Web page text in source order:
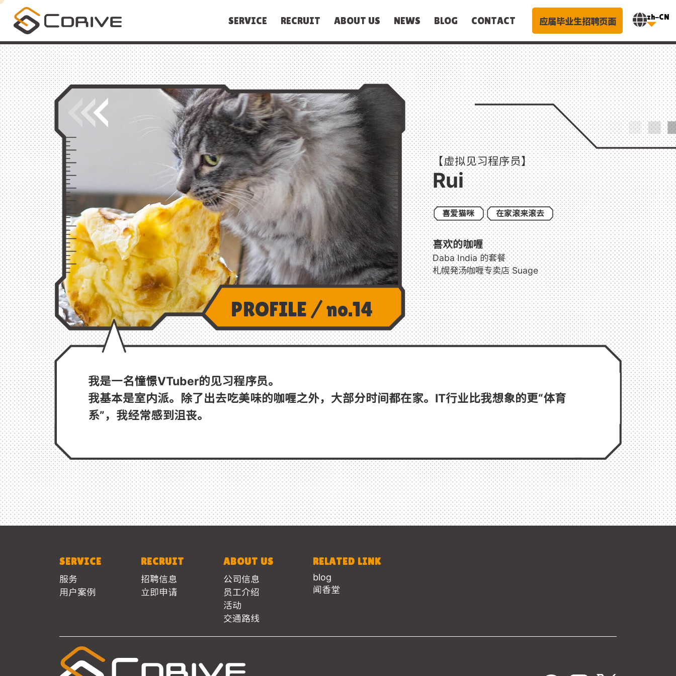
SERVICE RECRUIT ABOUT US NEWS BLOG CONTACT 应届毕业生招聘页面 zh-CN
【虚拟见习程序员】
Rui
喜爱猫咪 在家滚来滚去
喜欢的咖喱
Daba India 的套餐
札幌発汤咖喱专卖店 Suage
PROFILE / no.14
我是一名憧憬VTuber的见习程序员。
我基本是室内派。除了出去吃美味的咖喱之外，大部分时间都在家。IT行业比我想象的更“体育
系”，我经常感到沮丧。
SERVICE
服务
用户案例
RECRUIT
招聘信息
立即申请
ABOUT US
公司信息
员工介绍
活动
交通路线
RELATED LINK
blog
闻香堂